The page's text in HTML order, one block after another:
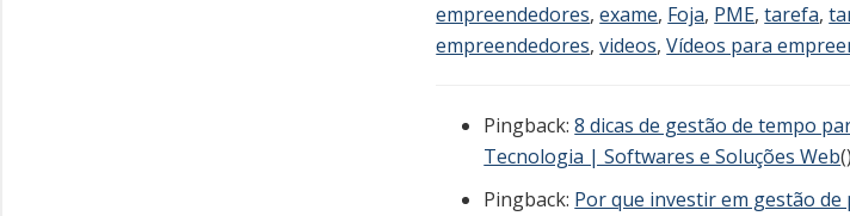
empreendedores,exame, Foja, PME,tarefa,
empreendedores,videos,Vídeos para
Pingback:8 dicas de gestão de tempo
Tecnologia | Softwares e Soluções Web()
Pingback: Por que investir em gestão de